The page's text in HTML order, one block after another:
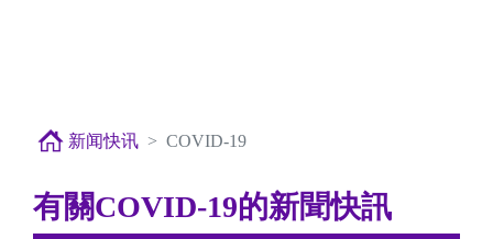
新闻快讯 COVID-19
有關COVID-19的新聞快訊